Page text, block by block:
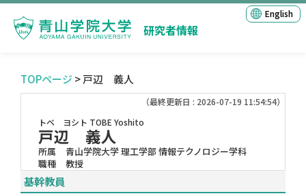
研究者情報
English
TOPページ > 戸辺 義人
（最終更新日 : 2026-07-19 11:54:54）
トベ ヨシト TOBE Yoshito
戸辺 義人
所属
青山学院大学 理工学部 情報テクノロジー学科
職種
教授
基幹教員